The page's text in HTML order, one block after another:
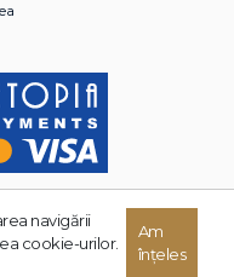
drepturile rezervate.
navigării
cookie-urilor.
Am
înțeles